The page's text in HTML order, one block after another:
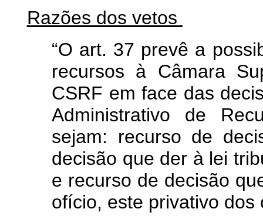
Razões dos vetos
“O art. 37 prevê a
recursos à Câmara
CSRF em face das
Administrativo de
sejam: recurso de
decisão que der à lei
e recurso de decisão
ofício, este privativo